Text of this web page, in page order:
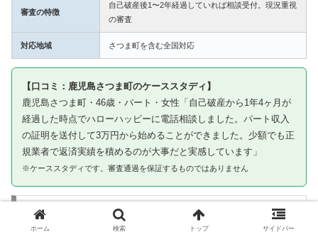
審査の特徴
自己破産後1〜2年経過していれば相談受付。現況重視
の審査
対応地域 さつま町を含む全国対応
【口コミ：鹿児島さつま町のケーススタディ】
鹿児島さつま町・46歳・パート・女性「自己破産から1年4ヶ月が
経過した時点でハローハッピーに電話相談しました。パート収入
の証明を送付して3万円から始めることができました。少額でも正
規業者で返済実績を積めるのが大事だと実感しています」
※ケーススタディです。審査通過を保証するものではありません
③ キャネット｜さつま町から申込み可・北海
道〜九州まで多拠点登録
ホーム 検索 トップ サイドバー